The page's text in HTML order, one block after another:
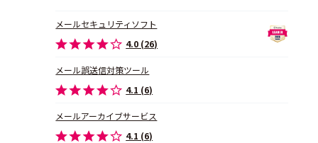
メールセキュリティソフト
4.0 (26)
メール誤送信対策ツール
4.1 (6)
メールアーカイブサービス
4.1 (6)